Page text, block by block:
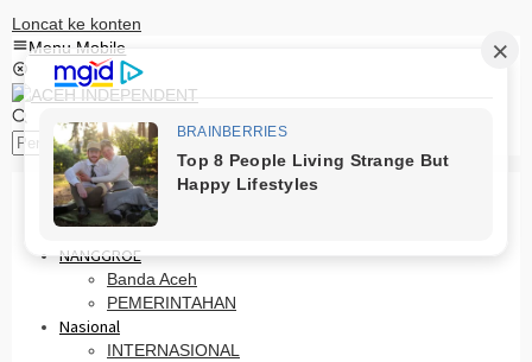
Loncat ke konten
Menu Mobile
HOME
PRO OTONOMI
NANGGROE
Banda Aceh
PEMERINTAHAN
Nasional
INTERNASIONAL